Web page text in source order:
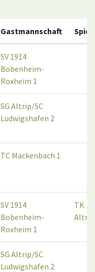
Gastmannschaft
SV 1914
Bobenheim-
Roxheim 1
SG Altrip/SC
Ludwigshafen 2
TC Mackenbach 1
SV 1914
Bobenheim-
Roxheim 1
TK
Altrip
SG Altrip/SC
Ludwigshafen 2